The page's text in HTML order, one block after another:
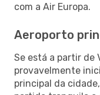
com a Air Europa.
Aeroporto
Se está a partir de
provavelmente
principal da